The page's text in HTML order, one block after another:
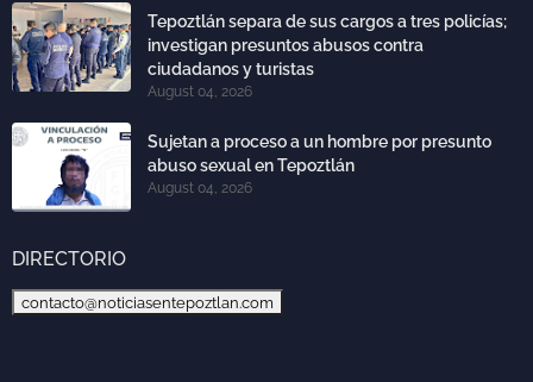
Tepoztlán separa de sus cargos a tres policías;
investigan presuntos abusos contra
ciudadanos y turistas
August 04, 2026
Sujetan a proceso a un hombre por presunto
abuso sexual en Tepoztlán
August 04, 2026
DIRECTORIO
contacto@noticiasentepoztlan.com